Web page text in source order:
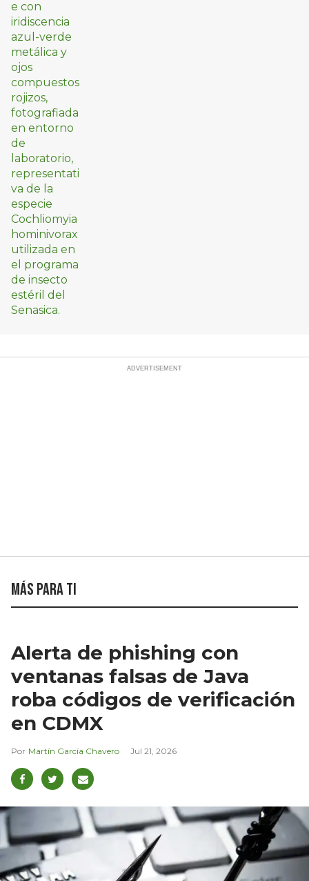
Más para ti
Alerta de phishing con
ventanas falsas de Java
roba códigos de verificación
en CDMX
Martín García Chavero Jul 21, 2026